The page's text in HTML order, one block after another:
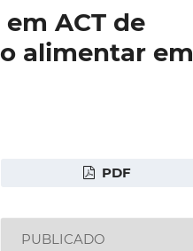
ACT de
alimentar em
PDF
PUBLICADO